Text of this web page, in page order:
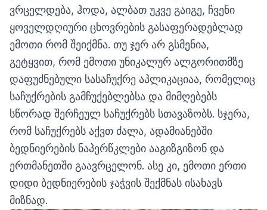
ვრცელდება, ჰოდა, ალბათ უკვე გაიგე, ჩვენი
ყოველდღიური ცხოვრების გასაფერადებლად
ემოთი რომ შეიქმნა. თუ ჯერ არ გსმენია,
გეტყვით, რომ ემოთი უნიკალურ ალგორითმზე
დაფუძნებული სასაჩუქრე აპლიკაციაა, რომელიც
საჩუქრების გამჩუქებლებსა და მიმღებებს
სწორად შერჩეულ საჩუქრებს სთავაზობს. სჯერა,
რომ საჩუქრებს აქვთ ძალა, ადამიანებში
ბედნიერების ნაპერწკლები ააგიზგიზონ და
ერთმანეთში გაავრცელონ. ასე კი, ემოთი ერთი
დიდი ბედნიერების ჯაჭვის შექმნას ისახავს
მიზნად.